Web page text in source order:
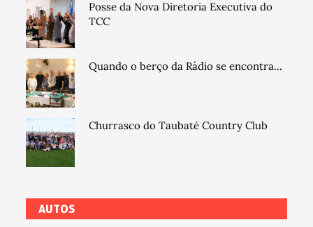
Posse da Nova Diretoria Executiva do
TCC
Quando o berço da Rádio se encontra...
Churrasco do Taubaté Country Club
AUTOS